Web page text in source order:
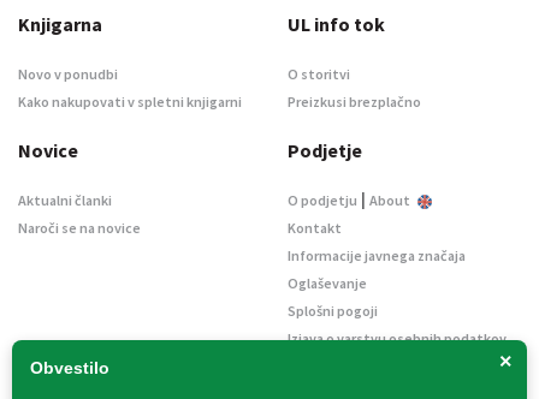
×
Obvestilo
Knjigarna
Novo v ponudbi
Kako nakupovati v spletni knjigarni
UL info tok
O storitvi
Preizkusi brezplačno
Novice
Aktualni članki
Naroči se na novice
Podjetje
O podjetju | About
Kontakt
Informacije javnega značaja
Oglaševanje
Splošni pogoji
Izjava o varstvu osebnih podatkov